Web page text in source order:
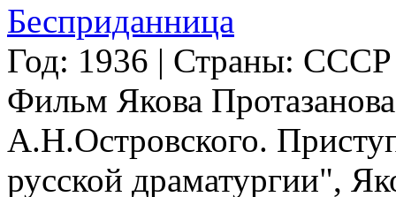
Бесприданница
Год: 1936 | Страны: СССР
Фильм Якова
А.Н.Островского.
русской драматургии",